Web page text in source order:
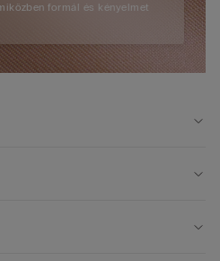
formál és kényelmet